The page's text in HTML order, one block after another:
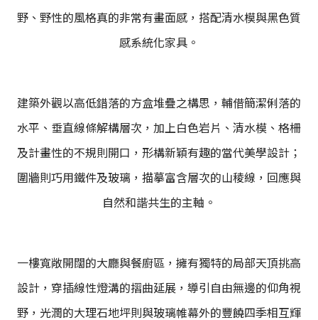
野、野性的風格真的非常有畫面感，搭配清水模與黑色質
感系統化家具。
建築外觀以高低錯落的方盒堆疊之構思，輔借簡潔俐落的
水平、垂直線條解構層次，加上白色岩片、清水模、格柵
及計畫性的不規則開口，形構新穎有趣的當代美學設計；
圍牆則巧用鐵件及玻璃，描摹富含層次的山稜線，回應與
自然和諧共生的主軸。
一樓寬敞開闊的大廳與餐廚區，擁有獨特的局部天頂挑高
設計，穿插線性燈溝的摺曲延展，導引自由無邊的仰角視
野，光潤的大理石地坪則與玻璃帷幕外的豐饒四季相互輝